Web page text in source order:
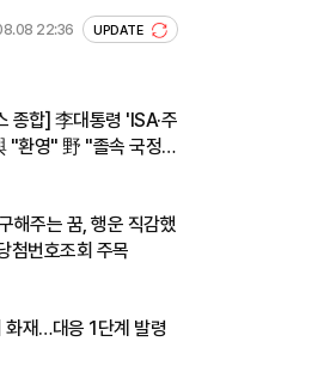
22:36 UPDATE
종합] 李대통령 'ISA·주
"환영" 野 "졸속 국정"
해주는 꿈, 행운 직감했
첨번호조회 주목
화재…대응 1단계 발령